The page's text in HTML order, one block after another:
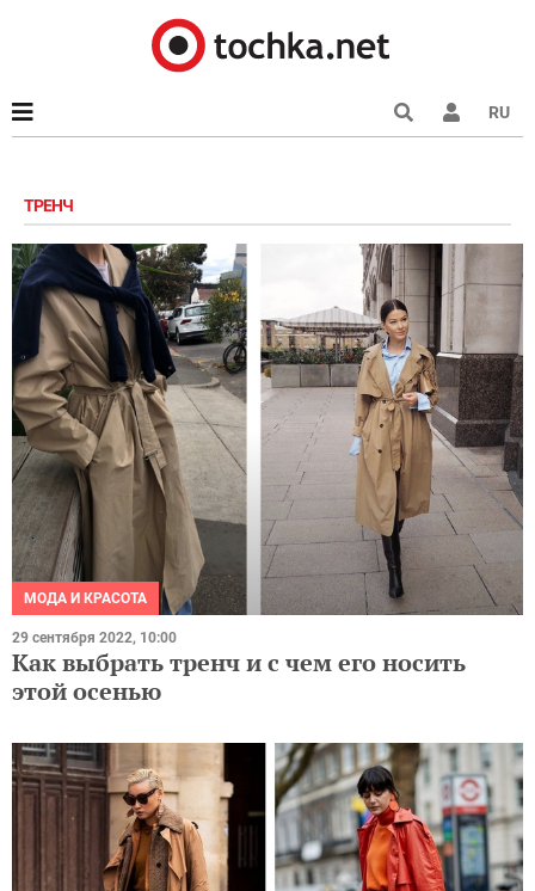
RU
ТРЕНЧ
МОДА И КРАСОТА
29 сентября 2022, 10:00
Как выбрать тренч и с чем его носить
этой осенью